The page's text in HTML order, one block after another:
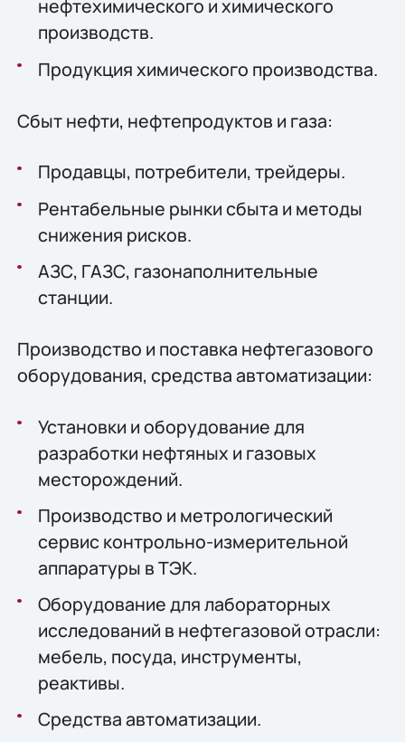
нефтехимического и химического
производств.
Продукция химического производства.
Сбыт нефти, нефтепродуктов и газа:
Продавцы, потребители, трейдеры.
Рентабельные рынки сбыта и методы
снижения рисков.
АЗС, ГАЗС, газонаполнительные
станции.
Производство и поставка нефтегазового
оборудования, средства автоматизации:
Установки и оборудование для
разработки нефтяных и газовых
месторождений.
Производство и метрологический
сервис контрольно-измерительной
аппаратуры в ТЭК.
Оборудование для лабораторных
исследований в нефтегазовой отрасли:
мебель, посуда, инструменты,
реактивы.
Средства автоматизации.